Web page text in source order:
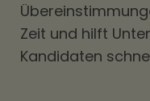
Zeit und hilft
Kandidaten